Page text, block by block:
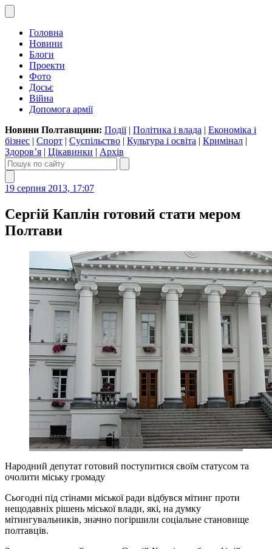
Головна
Новини
Блоги
Проекти
Фото
Досьє
Війна
Допомога армії
Новини Полтавщини: Події| Політика і влада | Економіка і
бізнес | Спорт | Суспільство | Культура і освіта | Кримінал |
Здоров’я | Цікавинки | Архів
19 серпня 2013, 17:07
Cергій Каплін готовий стати мером
Полтави
Народний депутат готовий поступитися своїм статусом та
очолити міську громаду
Сьогодні під стінами міської ради відбувся мітинг проти
нещодавніх рішень міської влади, які, на думку
мітингувальників, значно погіршили соціальне становище
полтавців.